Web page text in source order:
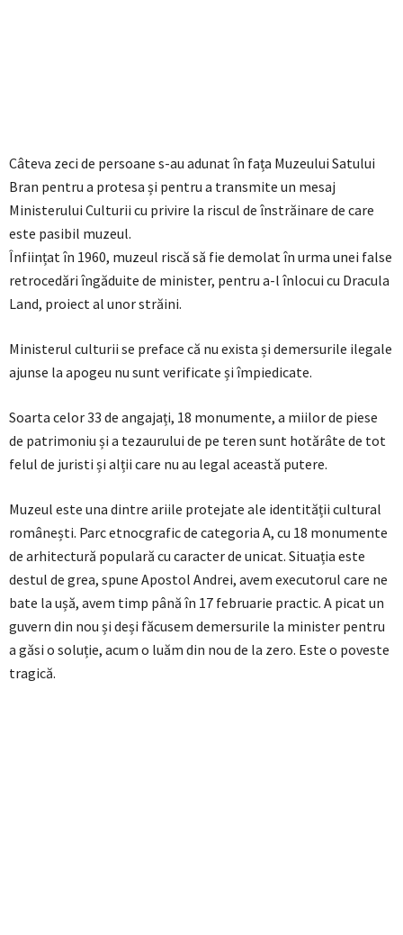
Câteva zeci de persoane s-au adunat în fața Muzeului Satului
Bran pentru a protesa și pentru a transmite un mesaj
Ministerului Culturii cu privire la riscul de înstrăinare de care
este pasibil muzeul.
Înființat în 1960, muzeul riscă să fie demolat în urma unei false
retrocedări îngăduite de minister, pentru a-l înlocui cu Dracula
Land, proiect al unor străini.
Ministerul culturii se preface că nu exista și demersurile ilegale
ajunse la apogeu nu sunt verificate și împiedicate.
Soarta celor 33 de angajați, 18 monumente, a miilor de piese
de patrimoniu și a tezaurului de pe teren sunt hotărâte de tot
felul de juristi și alții care nu au legal această putere.
Muzeul este una dintre ariile protejate ale identității cultural
românești. Parc etnocgrafic de categoria A, cu 18 monumente
de arhitectură populară cu caracter de unicat. Situația este
destul de grea, spune Apostol Andrei, avem executorul care ne
bate la ușă, avem timp până în 17 februarie practic. A picat un
guvern din nou și deși făcusem demersurile la minister pentru
a găsi o soluție, acum o luăm din nou de la zero. Este o poveste
tragică.